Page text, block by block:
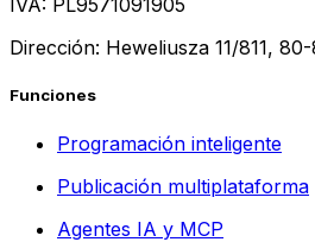
IVA: PL9571091905
Dirección: Heweliusza 11/811,
Funciones
Programación inteligente
Publicación multiplataforma
Agentes IA y MCP